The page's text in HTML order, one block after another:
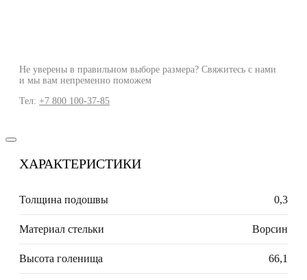
Не уверены в правильном выборе размера? Свяжитесь с нами
и мы вам непременно поможем
Тел: +7 800 100-37-85
ХАРАКТЕРИСТИКИ
Толщина подошвы 0,3
Материал стельки Ворсин
Высота голенища 66,1